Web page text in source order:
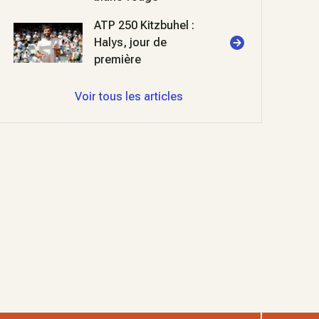
ATP 250 Kitzbuhel :
Halys, jour de
première
Voir tous les articles